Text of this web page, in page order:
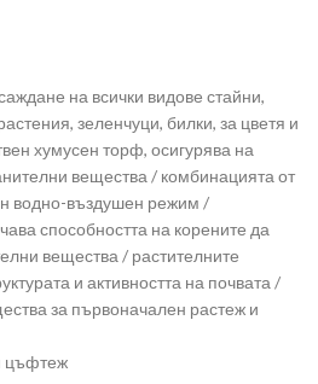
на всички видове стайни,
зеленчуци, билки, за цветя и
хумусен торф, осигурява на
вещества / комбинацията от
водно-въздушен режим /
способността на корените да
вещества / растителните
и активността на почвата /
за първоначален растеж и
цъфтеж